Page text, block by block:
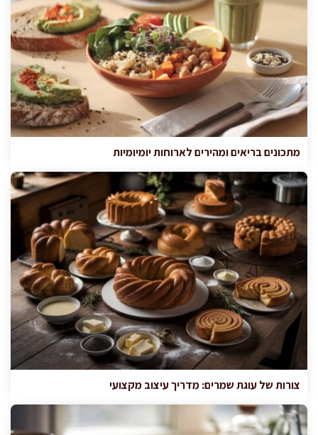
מתכונים בריאים ומהירים לארוחות יומיומיות
צורות של עוגת שמרים: מדריך עיצוב מקצועי